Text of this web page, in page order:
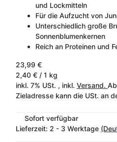
und Lockmitteln
Für die Aufzucht von
Unterschiedlich große
Sonnenblumenkernen
Reich an Proteinen und
23,99 €
2,40 € / 1 kg
inkl. 7% USt. , inkl. Versand.
Zieladresse kann die USt. an
Sofort verfügbar
Lieferzeit: 2 - 3 Werktage